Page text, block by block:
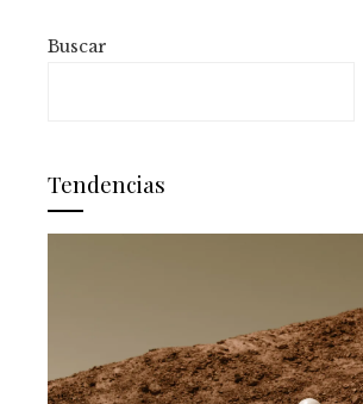
Buscar
Tendencias